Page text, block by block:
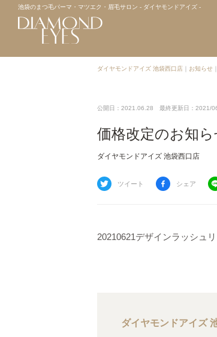
池袋のまつ毛パーマ・マツエク・眉毛サロン - ダイヤモンドアイズ -
ダイヤモンドアイズ 池袋西口店 お知らせ
公開日：2021.06.28 最終更新日：2021/
価格改定のお知ら
ダイヤモンドアイズ 池袋西口店
ツイート シェア
20210621デザインラッシュ
ダイヤモンドアイズ